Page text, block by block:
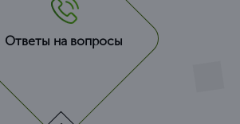
Ответы на вопросы